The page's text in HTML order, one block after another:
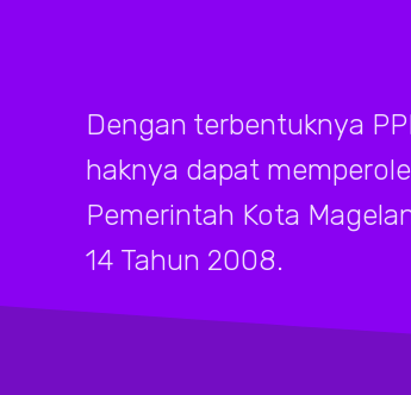
Dengan terbentuknya
haknya dapat
Pemerintah Kota
14 Tahun 2008.